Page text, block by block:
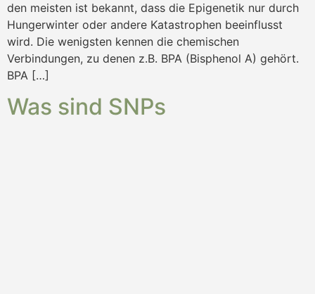
den meisten ist bekannt, dass die Epigenetik nur durch
Hungerwinter oder andere Katastrophen beeinflusst
wird. Die wenigsten kennen die chemischen
Verbindungen, zu denen z.B. BPA (Bisphenol A) gehört.
BPA […]
Was sind SNPs